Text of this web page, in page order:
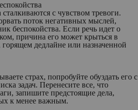
с чувством тревоги.
поток негативных мыслей,
беспокойства. Если речь идет о
причина его может крыться в
дедлайне или назначенной
страх, попробуйте обуздать его с
задач. Перенесите все, что
запишите предстоящие дела,
к менее важным.